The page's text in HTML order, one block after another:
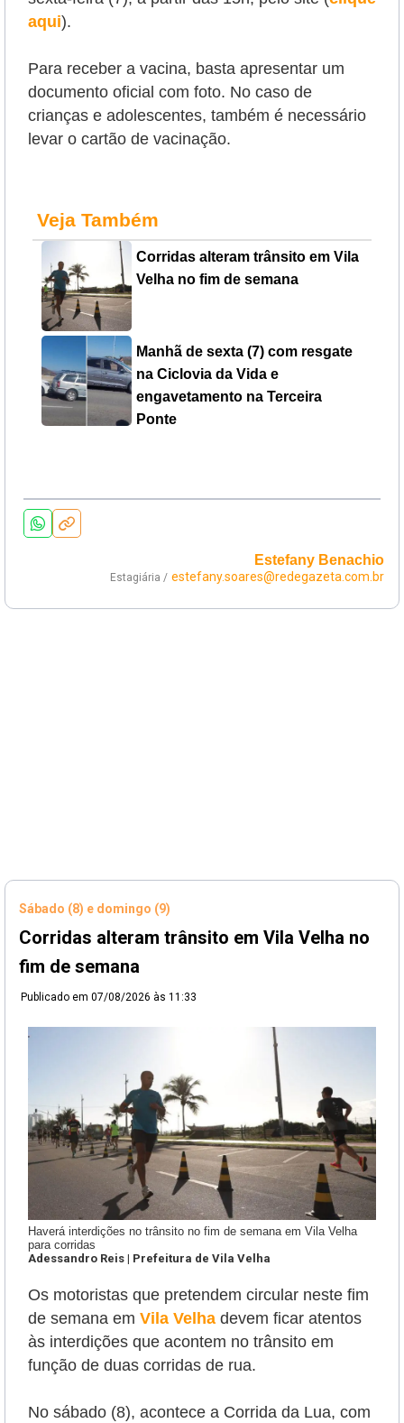
aqui).
Para receber a vacina, basta apresentar um
documento oficial com foto. No caso de
crianças e adolescentes, também é necessário
levar o cartão de vacinação.
Veja Também
Corridas alteram trânsito em Vila
Velha no fim de semana
Manhã de sexta (7) com resgate
na Ciclovia da Vida e
engavetamento na Terceira
Ponte
Estefany Benachio
Estagiária / estefany.soares@redegazeta.com.br
Sábado (8) e domingo (9)
Corridas alteram trânsito em Vila Velha no
fim de semana
Publicado em 07/08/2026 às 11:33
Haverá interdições no trânsito no fim de semana em Vila Velha
para corridas
Adessandro Reis | Prefeitura de Vila Velha
Os motoristas que pretendem circular neste fim
de semana em Vila Velha devem ficar atentos
às interdições que acontem no trânsito em
função de duas corridas de rua.
No sábado (8), acontece a Corrida da Lua, com